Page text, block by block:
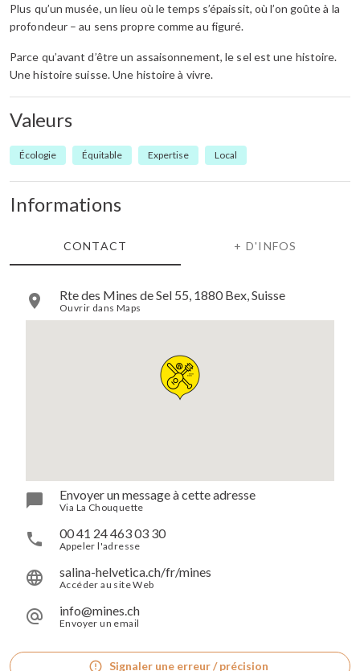
Plus qu’un musée, un lieu où le temps s’épaissit, où l’on goûte à la
profondeur – au sens propre comme au figuré.
Parce qu’avant d’être un assaisonnement, le sel est une histoire.
Une histoire suisse. Une histoire à vivre.
Valeurs
Écologie Équitable Expertise Local
Informations
CONTACT + D'INFOS
Rte des Mines de Sel 55, 1880 Bex, Suisse
Ouvrir dans Maps
Envoyer un message à cette adresse
Via La Chouquette
00 41 24 463 03 30
Appeler l'adresse
salina-helvetica.ch/fr/mines
Accéder au site Web
info@mines.ch
Envoyer un email
Signaler une erreur / précision